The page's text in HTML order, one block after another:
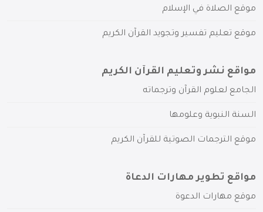
موقع الصلاة في الإسلام
موقع تعليم تفسير وتجويد القرآن الكريم
مواقع نشر وتعليم القرآن الكريم
الجامع لعلوم القرآن وترجماته
السنة النبوية وعلومها
موقع الترجمات الصوتية للقرآن الكريم
مواقع تطوير مهارات الدعاة
موقع مهارات الدعوة